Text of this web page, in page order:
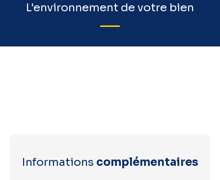
L'environnement de votre bien
Informations complémentaires